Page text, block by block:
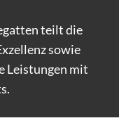
teilt die
sowie
Leistungen mit